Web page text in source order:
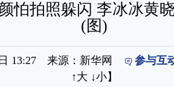
怕拍照躲闪 李冰冰黄
(图)
日 13:27 来源：新华网
参与互
↑大 ↓小】